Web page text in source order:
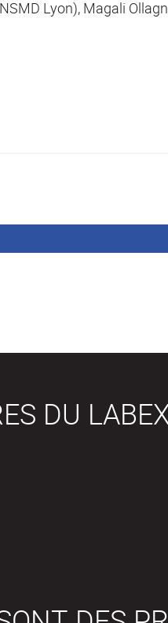
Lyon), Magali
DU